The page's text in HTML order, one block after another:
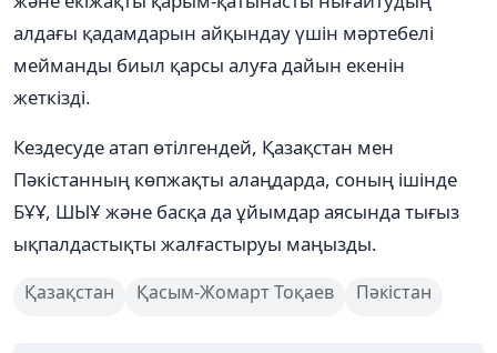
алдағы қадамдарын айқындау үшін мәртебелі
мейманды биыл қарсы алуға дайын екенін
жеткізді.
Кездесуде атап өтілгендей, Қазақстан мен
Пәкістанның көпжақты алаңдарда, соның ішінде
БҰҰ, ШЫҰ және басқа да ұйымдар аясында тығыз
ықпалдастықты жалғастыруы маңызды.
Қазақстан Қасым-Жомарт Тоқаев Пәкістан